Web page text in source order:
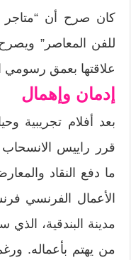
كان صرح أن “متاجر
للفن المعاصر” ويصرح
علاقتها بعمق رسومي
إدمان وإهمال
بعد أفلام تجريبية
قرر راييس الانسحاب
ما دفع النقاد
الأعمال الفرنسي
مدينة البندقية،
من يهتم بأعماله.